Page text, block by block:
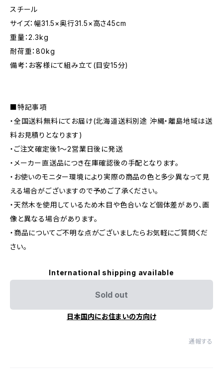
スチール
サイズ：幅31.5×奥行31.5×高さ45cm
重量：2.3kg
耐荷重：80kg
備考：お客様にて組み立て(目安15分)
■特記事項
・全国送料無料にてお届け(北海道送料別途 沖縄・離島地域は送
料お見積りとなります)
・ご注文確定後1〜2営業日後に発送
・メーカー直送品につき在庫確認後の手配となります。
・お使いのモニター環境により実際の商品の色と多少異なって見
える場合がございますので予めご了承ください。
・天然木を使用しているため木目や色合いなど個体差があり、画
像と異なる場合があります。
・商品についてご不明な点がございましたらお気軽にご質問くだ
さい。
International shipping available
Sold out
日本国内にお住まいの方向け
通報する